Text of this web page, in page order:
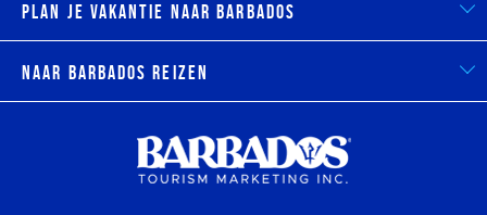
Plan je vakantie naar Barbados
Naar Barbados reizen